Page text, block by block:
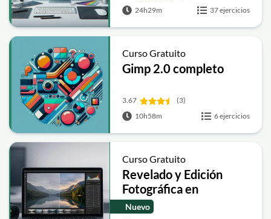
24h29m
37 ejercicios
Curso Gratuito
Gimp 2.0 completo
3.67
(3)
10h58m
6 ejercicios
Curso Gratuito
Revelado y Edición
Fotográfica en
Lightroom CC 2022
Nuevo